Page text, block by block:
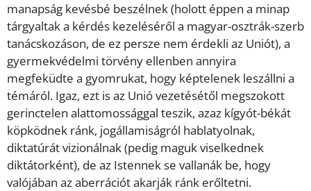
manapság kevésbé beszélnek (holott éppen a minap
tárgyaltak a kérdés kezeléséről a magyar-osztrák-szerb
tanácskozáson, de ez persze nem érdekli az Uniót), a
gyermekvédelmi törvény ellenben annyira
megfeküdte a gyomrukat, hogy képtelenek leszállni a
témáról. Igaz, ezt is az Unió vezetésétől megszokott
gerinctelen alattomossággal teszik, azaz kígyót-békát
köpködnek ránk, jogállamiságról hablatyolnak,
diktatúrát vizionálnak (pedig maguk viselkednek
diktátorként), de az Istennek se vallanák be, hogy
valójában az aberrációt akarják ránk erőltetni.